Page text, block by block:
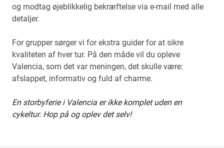
og modtag øjeblikkelig bekræftelse via e-mail med alle
detaljer.
For grupper sørger vi for ekstra guider for at sikre
kvaliteten af hver tur. På den måde vil du opleve
Valencia, som det var meningen, det skulle være:
afslappet, informativ og fuld af charme.
En storbyferie i Valencia er ikke komplet uden en
cykeltur. Hop på og oplev det selv!